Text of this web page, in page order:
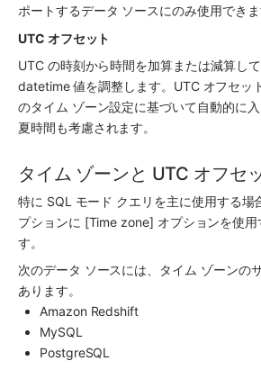
ポートするデータ ソースにのみ使用できま
UTC オフセット
UTC の時刻から時間を加算または減算し
datetime 値を調整します。UTC オフセッ
のタイム ゾーン設定に基づいて自動的に
夏時間も考慮されます。
タイム ゾーンと UTC オフセ
特に SQL モード クエリを主に使用する
プションに [Time zone] オプションを使用
す。
次のデータ ソースには、タイム ゾーンの
あります。
Amazon Redshift
MySQL
PostgreSQL